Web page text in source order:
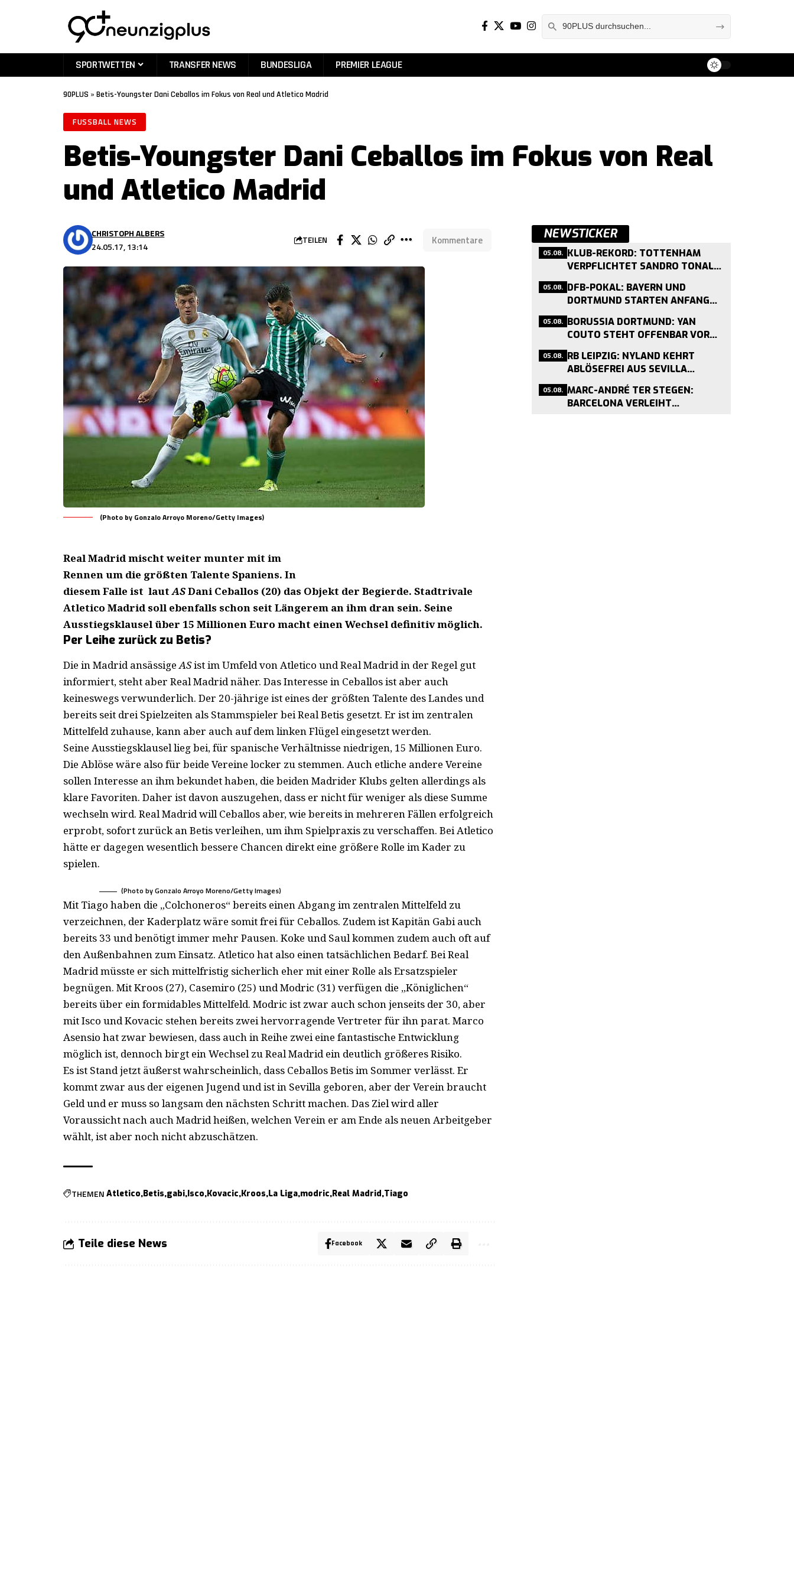
SPORTWETTEN TRANSFER NEWS BUNDESLIGA PREMIER LEAGUE
90PLUS » Betis-Youngster Dani Ceballos im Fokus von Real und Atletico Madrid
FUSSBALL NEWS
Betis-Youngster Dani Ceballos im Fokus von Real
und Atletico Madrid
24.05.17, 13:14
CHRISTOPH ALBERS
TEILEN Kommentare
(Photo by Gonzalo Arroyo Moreno/Getty Images)
Real Madrid mischt weiter munter mit im
Rennen um die größten Talente Spaniens. In
diesem Falle ist lautASDani Ceballos (20) das Objekt der Begierde. Stadtrivale
Atletico Madrid soll ebenfalls schon seit Längerem an ihm dran sein. Seine
Ausstiegsklausel über 15 Millionen Euro macht einen Wechsel definitiv möglich.
Per Leihe zurück zu Betis?
Die in Madrid ansässigeASist im Umfeld von Atletico und Real Madrid in der Regel gut
informiert, steht aber Real Madrid näher. Das Interesse in Ceballos ist aber auch
keineswegs verwunderlich. Der 20-jährige ist eines der größten Talente des Landes und
bereits seit drei Spielzeiten als Stammspieler bei Real Betis gesetzt. Er ist im zentralen
Mittelfeld zuhause, kann aber auch auf dem linken Flügel eingesetzt werden.
Seine Ausstiegsklausel lieg bei, für spanische Verhältnisse niedrigen, 15 Millionen Euro.
Die Ablöse wäre also für beide Vereine locker zu stemmen. Auch etliche andere Vereine
sollen Interesse an ihm bekundet haben, die beiden Madrider Klubs gelten allerdings als
klare Favoriten. Daher ist davon auszugehen, dass er nicht für weniger als diese Summe
wechseln wird. Real Madrid will Ceballos aber, wie bereits in mehreren Fällen erfolgreich
erprobt, sofort zurück an Betis verleihen, um ihm Spielpraxis zu verschaffen. Bei Atletico
hätte er dagegen wesentlich bessere Chancen direkt eine größere Rolle im Kader zu
spielen.
(Photo by Gonzalo Arroyo Moreno/Getty Images)
Mit Tiago haben die „Colchoneros“ bereits einen Abgang im zentralen Mittelfeld zu
verzeichnen, der Kaderplatz wäre somit frei für Ceballos. Zudem ist Kapitän Gabi auch
bereits 33 und benötigt immer mehr Pausen. Koke und Saul kommen zudem auch oft auf
den Außenbahnen zum Einsatz. Atletico hat also einen tatsächlichen Bedarf. Bei Real
Madrid müsste er sich mittelfristig sicherlich eher mit einer Rolle als Ersatzspieler
begnügen. Mit Kroos (27), Casemiro (25) und Modric (31) verfügen die „Königlichen“
bereits über ein formidables Mittelfeld. Modric ist zwar auch schon jenseits der 30, aber
mit Isco und Kovacic stehen bereits zwei hervorragende Vertreter für ihn parat. Marco
Asensio hat zwar bewiesen, dass auch in Reihe zwei eine fantastische Entwicklung
möglich ist, dennoch birgt ein Wechsel zu Real Madrid ein deutlich größeres Risiko.
Es ist Stand jetzt äußerst wahrscheinlich, dass Ceballos Betis im Sommer verlässt. Er
kommt zwar aus der eigenen Jugend und ist in Sevilla geboren, aber der Verein braucht
Geld und er muss so langsam den nächsten Schritt machen. Das Ziel wird aller
Voraussicht nach auch Madrid heißen, welchen Verein er am Ende als neuen Arbeitgeber
wählt, ist aber noch nicht abzuschätzen.
THEMEN Atletico Betis gabi Isco Kovacic Kroos La Liga modric Real Madrid Tiago
Teile diese News Facebook
NEWSTICKER
05.08. KLUB-REKORD: TOTTENHAM
VERPFLICHTET SANDRO TONALI
05.08. DFB-POKAL: BAYERN UND
DORTMUND STARTEN ANFANG
05.08. BORUSSIA DORTMUND: YAN
COUTO STEHT OFFENBAR VOR
05.08. RB LEIPZIG: NYLAND KEHRT
ABLÖSEFREI AUS SEVILLA
05.08. MARC-ANDRÉ TER STEGEN:
BARCELONA VERLEIHT